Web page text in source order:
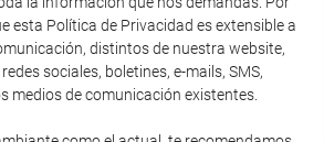
esta Política de Privacidad es extensible a
distintos de nuestra website,
sociales, boletines, e-mails, SMS,
medios de comunicación existentes.